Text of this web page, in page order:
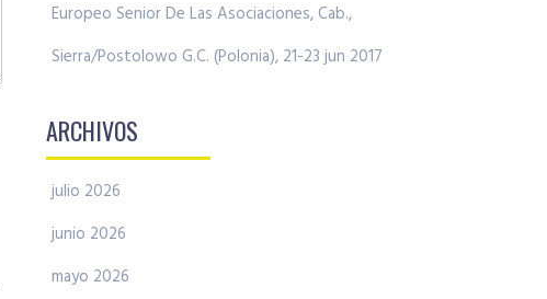
Europeo Senior De Las Asociaciones, Cab.,
Sierra/Postolowo G.C. (Polonia), 21-23 jun 2017
ARCHIVOS
julio 2026
junio 2026
mayo 2026